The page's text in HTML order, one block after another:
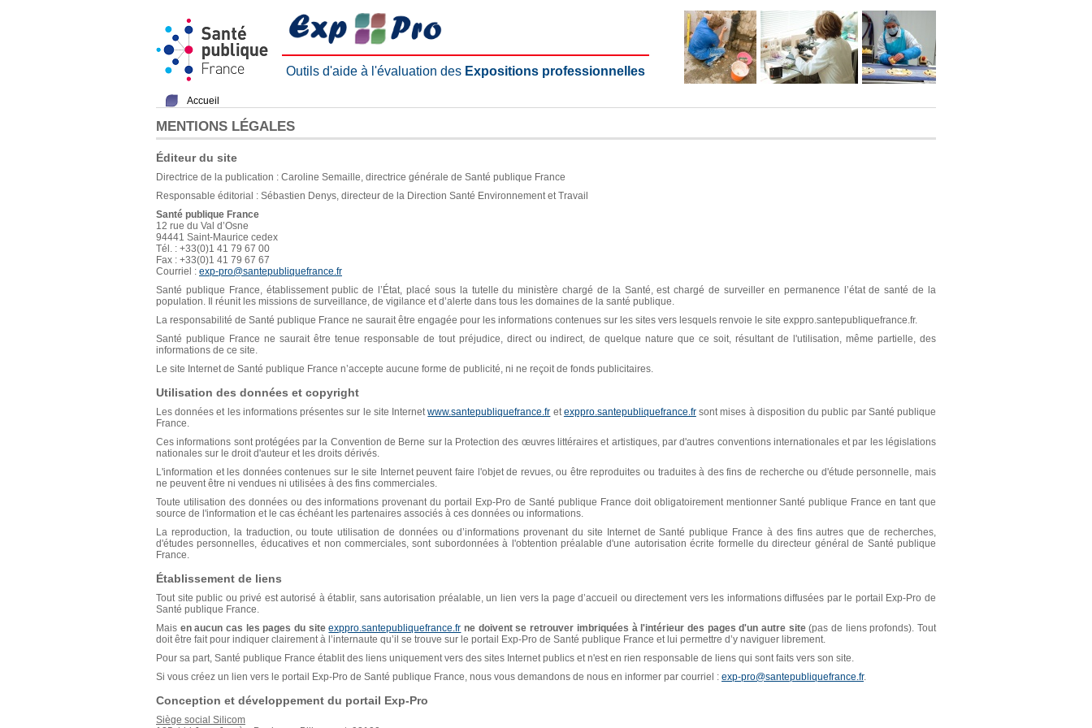
Outils d'aide à l'évaluation des Expositions professionnelles
Accueil
MENTIONS LÉGALES
Éditeur du site
Directrice de la publication : Caroline Semaille, directrice générale de Santé publique France
Responsable éditorial : Sébastien Denys, directeur de la Direction Santé Environnement et Travail
Santé publique France
12 rue du Val d’Osne
94441 Saint-Maurice cedex
Tél. : +33(0)1 41 79 67 00
Fax : +33(0)1 41 79 67 67
Courriel : exp-pro@santepubliquefrance.fr
Santé publique France, établissement public de l’État, placé sous la tutelle du ministère chargé de la Santé, est chargé de surveiller en permanence l’état de santé de la
population. Il réunit les missions de surveillance, de vigilance et d’alerte dans tous les domaines de la santé publique.
La responsabilité de Santé publique France ne saurait être engagée pour les informations contenues sur les sites vers lesquels renvoie le site exppro.santepubliquefrance.fr.
Santé publique France ne saurait être tenue responsable de tout préjudice, direct ou indirect, de quelque nature que ce soit, résultant de l'utilisation, même partielle, des
informations de ce site.
Le site Internet de Santé publique France n’accepte aucune forme de publicité, ni ne reçoit de fonds publicitaires.
Utilisation des données et copyright
Les données et les informations présentes sur le site Internetwww.santepubliquefrance.fr etexppro.santepubliquefrance.frsont mises à disposition du public par Santé publique
France.
Ces informations sont protégées par la Convention de Berne sur la Protection des œuvres littéraires et artistiques, par d'autres conventions internationales et par les législations
nationales sur le droit d'auteur et les droits dérivés.
L'information et les données contenues sur le site Internet peuvent faire l'objet de revues, ou être reproduites ou traduites à des fins de recherche ou d'étude personnelle, mais
ne peuvent être ni vendues ni utilisées à des fins commerciales.
Toute utilisation des données ou des informations provenant du portail Exp-Pro de Santé publique France doit obligatoirement mentionner Santé publique France en tant que
source de l'information et le cas échéant les partenaires associés à ces données ou informations.
La reproduction, la traduction, ou toute utilisation de données ou d’informations provenant du site Internet de Santé publique France à des fins autres que de recherches,
d'études personnelles, éducatives et non commerciales, sont subordonnées à l'obtention préalable d'une autorisation écrite formelle du directeur général de Santé publique
France.
Établissement de liens
Tout site public ou privé est autorisé à établir, sans autorisation préalable, un lien vers la page d’accueil ou directement vers les informations diffusées par le portail Exp-Pro de
Santé publique France.
Mais en aucun cas les pages du siteexppro.santepubliquefrance.fr ne doivent se retrouver imbriquées à l'intérieur des pages d'un autre site(pas de liens profonds). Tout
doit être fait pour indiquer clairement à l’internaute qu’il se trouve sur le portail Exp-Pro de Santé publique France et lui permettre d’y naviguer librement.
Pour sa part, Santé publique France établit des liens uniquement vers des sites Internet publics et n'est en rien responsable de liens qui sont faits vers son site.
Si vous créez un lien vers le portail Exp-Pro de Santé publique France, nous vous demandons de nous en informer par courriel : exp-pro@santepubliquefrance.fr.
Conception et développement du portail Exp-Pro
Siège social Silicom